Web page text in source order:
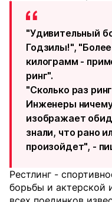
"Удивительный
Годзилы!",
килограмм -
ринг".
"Сколько раз
Инженеры
изображает
знали, что рано
произойдет", -
Рестлинг -
борьбы и актерской